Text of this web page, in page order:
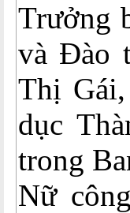
Trưởng
và Đào
Thị
dục
trong
Nữ